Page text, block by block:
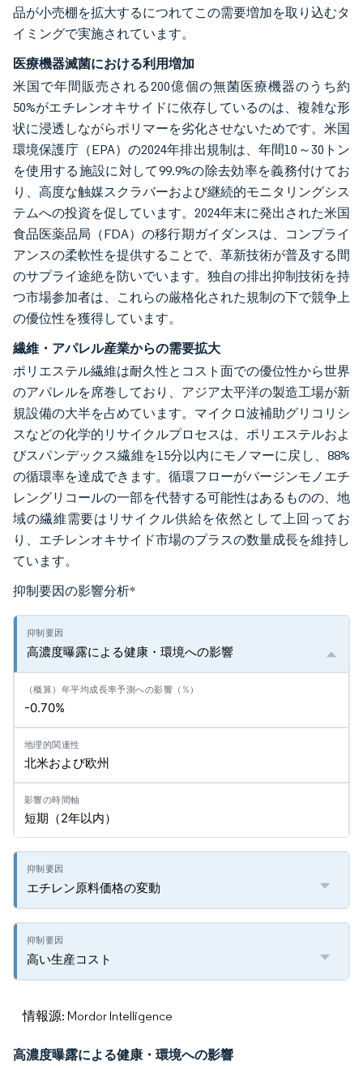
品が小売棚を拡大するにつれてこの需要増加を取り込むタ
イミングで実施されています。
医療機器滅菌における利用増加
米国で年間販売される200億個の無菌医療機器のうち約
50%がエチレンオキサイドに依存しているのは、複雑な形
状に浸透しながらポリマーを劣化させないためです。米国
環境保護庁（EPA）の2024年排出規制は、年間10～30トン
を使用する施設に対して99.9%の除去効率を義務付けてお
り、高度な触媒スクラバーおよび継続的モニタリングシス
テムへの投資を促しています。2024年末に発出された米国
食品医薬品局（FDA）の移行期ガイダンスは、コンプライ
アンスの柔軟性を提供することで、革新技術が普及する間
のサプライ途絶を防いでいます。独自の排出抑制技術を持
つ市場参加者は、これらの厳格化された規制の下で競争上
の優位性を獲得しています。
繊維・アパレル産業からの需要拡大
ポリエステル繊維は耐久性とコスト面での優位性から世界
のアパレルを席巻しており、アジア太平洋の製造工場が新
規設備の大半を占めています。マイクロ波補助グリコリシ
スなどの化学的リサイクルプロセスは、ポリエステルおよ
びスパンデックス繊維を15分以内にモノマーに戻し、88%
の循環率を達成できます。循環フローがバージンモノエチ
レングリコールの一部を代替する可能性はあるものの、地
域の繊維需要はリサイクル供給を依然として上回ってお
り、エチレンオキサイド市場のプラスの数量成長を維持し
ています。
抑制要因の影響分析*
高濃度曝露による健康・環境への影響
-0.70%
北米および欧州
短期（2年以内）
エチレン原料価格の変動
高い生産コスト
情報源: Mordor Intelligence
高濃度曝露による健康・環境への影響